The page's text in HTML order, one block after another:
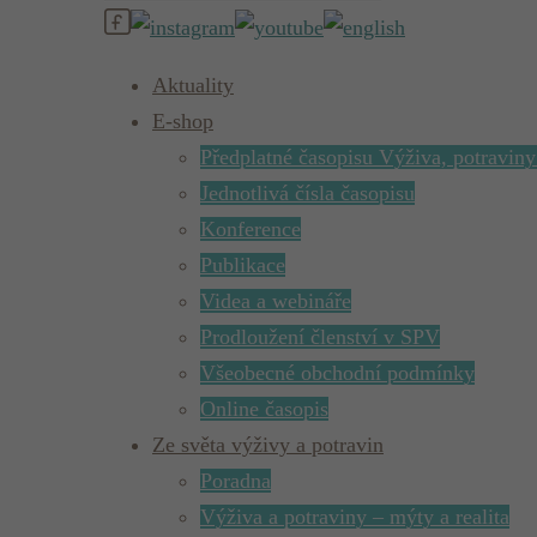
Aktuality
E-shop
Předplatné časopisu Výživa,
Jednotlivá čísla časopisu
Konference
Publikace
Videa a webináře
Prodloužení členství v SPV
Všeobecné obchodní podmínky
Online časopis
Ze světa výživy a potravin
Poradna
Výživa a potraviny – mýty a realita